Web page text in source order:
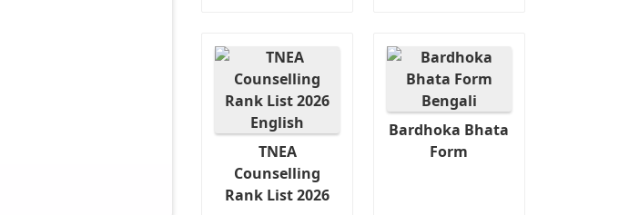
TNEA
Counselling
Rank List 2026
Bardhoka Bhata
Form